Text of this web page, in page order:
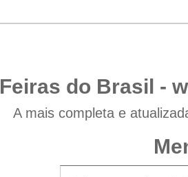
Feiras do Brasil -
A mais completa e